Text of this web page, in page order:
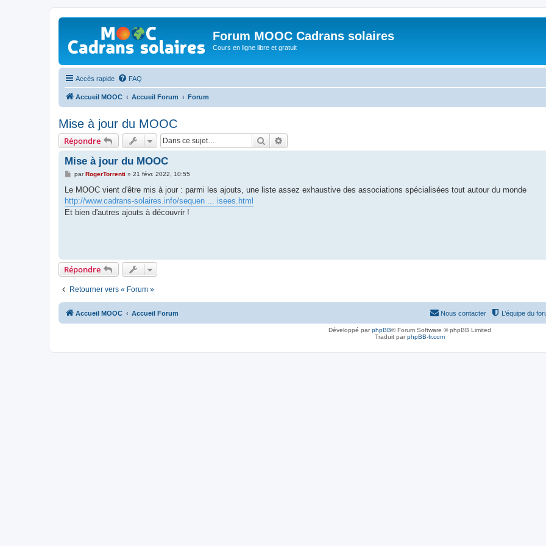
Forum MOOC Cadrans solaires
Cours en ligne libre et gratuit
Accès rapide FAQ
Accueil MOOC Accueil Forum Forum
Mise à jour du MOOC
Répondre Rechercher
Mise à jour du MOOC
M
s
a
g
e
parRogerTorrenti » 21 févr. 2022, 10:55
Le MOOC vient d'être mis à jour : parmi les ajouts, une liste assez exhaustive des associations spécialisées tout autour du monde
http://www.cadrans-solaires.info/sequen ... isees.html
Et bien d'autres ajouts à découvrir !
Répondre
Retourner vers « Forum »
Accueil MOOC Accueil Forum L’équipe du
Nous contacter
Développé parphpBB® Forum Software © phpBB Limited
Traduit parphpBB-fr.com